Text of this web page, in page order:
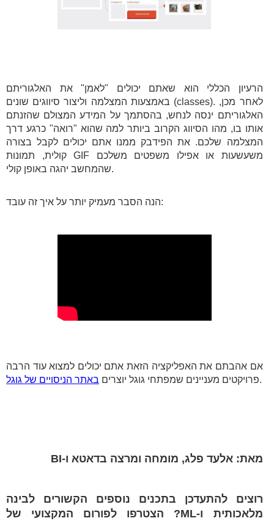
הרעיון הכללי הוא שאתם יכולים "לאמן" את האלגוריתם
באמצעות המצלמה וליצור סיווגים שונים (classes). לאחר מכן,
האלגוריתם ינסה לנחש, בהסתמך על המידע המצולם שהזנתם
אותו בו, מהו הסיווג הקרוב ביותר למה שהוא "רואה" כרגע דרך
המצלמה שלכם. את הפידבק ממנו אתם יכולים לקבל בצורה
קולית, תמונות GIF משעשעות או אפילו משפטים משלכם
שהמחשב יהגה באופן קולי.
הנה הסבר מעמיק יותר על איך זה עובד:
אם אהבתם את האפליקציה הזאת אתם יכולים למצוא עוד הרבה
פרויקטים מעניינים שמפתחי גוגל יוצרים באתר הניסויים של גוגל .
מאת: אלעד פלג, מומחה ומרצה בדאטא ו-BI
רוצים להתעדכן בתכנים נוספים הקשורים לבינה
מלאכותית ו-ML? הצטרפו לפורום המקצועי של